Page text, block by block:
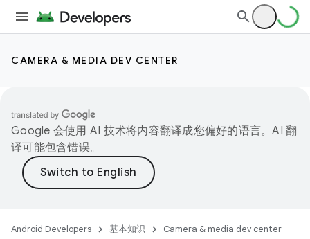
CAMERA & MEDIA DEV CENTER
Google 会使用 AI 技术将内容翻译成您偏好的语言。AI 翻
译可能包含错误。
Android Developers 基本知识
Camera & media dev center